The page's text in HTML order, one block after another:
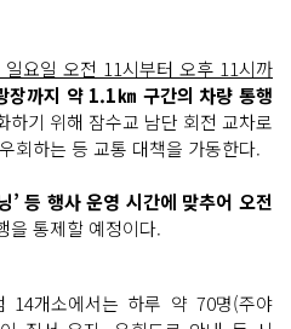
일요일 오전 11시부터 오후 11시까
장까지 약 1.1㎞ 구간의 차량 통행
하기 위해 잠수교 남단 회전 교차로
회하는 등 교통 대책을 가동한다.
’ 등 행사 운영 시간에 맞추어 오전
을 통제할 예정이다.
14개소에서는 하루 약 70명(주야